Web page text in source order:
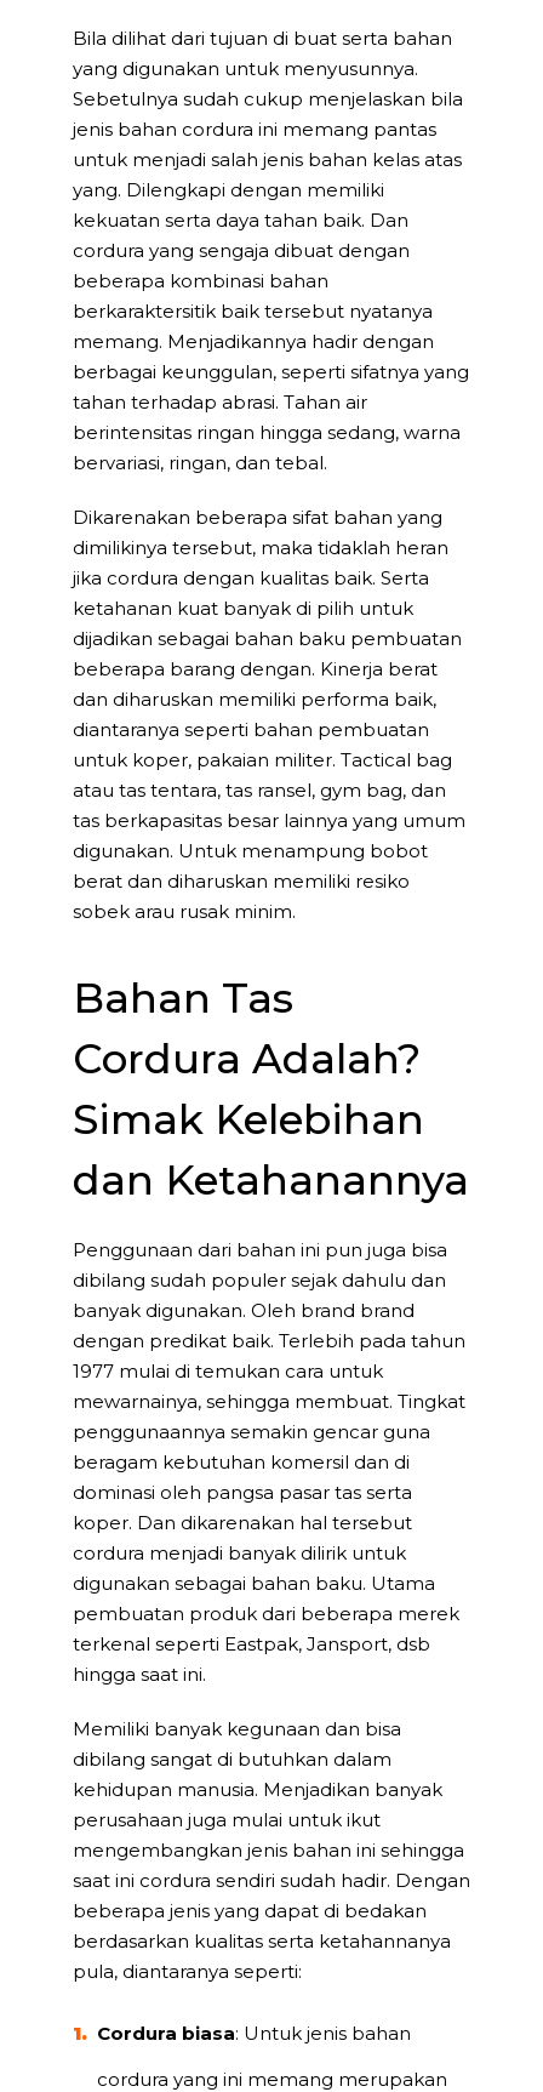
Bila dilihat dari tujuan di buat serta bahan
yang digunakan untuk menyusunnya.
Sebetulnya sudah cukup menjelaskan bila
jenis bahan cordura ini memang pantas
untuk menjadi salah jenis bahan kelas atas
yang. Dilengkapi dengan memiliki
kekuatan serta daya tahan baik. Dan
cordura yang sengaja dibuat dengan
beberapa kombinasi bahan
berkaraktersitik baik tersebut nyatanya
memang. Menjadikannya hadir dengan
berbagai keunggulan, seperti sifatnya yang
tahan terhadap abrasi. Tahan air
berintensitas ringan hingga sedang, warna
bervariasi, ringan, dan tebal.
Dikarenakan beberapa sifat bahan yang
dimilikinya tersebut, maka tidaklah heran
jika cordura dengan kualitas baik. Serta
ketahanan kuat banyak di pilih untuk
dijadikan sebagai bahan baku pembuatan
beberapa barang dengan. Kinerja berat
dan diharuskan memiliki performa baik,
diantaranya seperti bahan pembuatan
untuk koper, pakaian militer. Tactical bag
atau tas tentara, tas ransel, gym bag, dan
tas berkapasitas besar lainnya yang umum
digunakan. Untuk menampung bobot
berat dan diharuskan memiliki resiko
sobek arau rusak minim.
Bahan Tas
Cordura Adalah?
Simak Kelebihan
dan Ketahanannya
Penggunaan dari bahan ini pun juga bisa
dibilang sudah populer sejak dahulu dan
banyak digunakan. Oleh brand brand
dengan predikat baik. Terlebih pada tahun
1977 mulai di temukan cara untuk
mewarnainya, sehingga membuat. Tingkat
penggunaannya semakin gencar guna
beragam kebutuhan komersil dan di
dominasi oleh pangsa pasar tas serta
koper. Dan dikarenakan hal tersebut
cordura menjadi banyak dilirik untuk
digunakan sebagai bahan baku. Utama
pembuatan produk dari beberapa merek
terkenal seperti Eastpak, Jansport, dsb
hingga saat ini.
Memiliki banyak kegunaan dan bisa
dibilang sangat di butuhkan dalam
kehidupan manusia. Menjadikan banyak
perusahaan juga mulai untuk ikut
mengembangkan jenis bahan ini sehingga
saat ini cordura sendiri sudah hadir. Dengan
beberapa jenis yang dapat di bedakan
berdasarkan kualitas serta ketahannanya
pula, diantaranya seperti:
Cordura biasa: Untuk jenis bahan
cordura yang ini memang merupakan